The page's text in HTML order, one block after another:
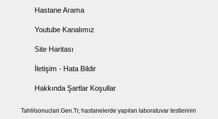
Hastane Arama
Youtube Kanalımız
Site Haritası
İletişim - Hata Bildir
Hakkında Şartlar Koşullar
Tahlilsonuclari.Gen.Tr, hastanelerde yapılan laboratuvar testlerinin